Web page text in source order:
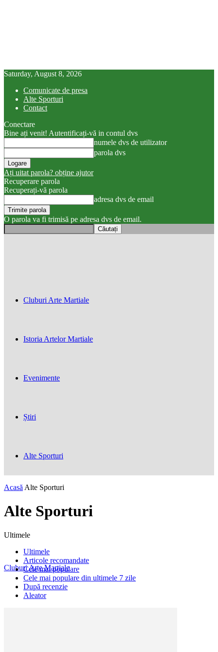
Saturday, August 8, 2026
Comunicate de presa
Alte Sporturi
Contact
Conectare
Bine ați venit! Autentificați-vă in contul dvs
numele dvs de utilizator
parola dvs
Ați uitat parola? obține ajutor
Recuperare parola
Recuperați-vă parola
adresa dvs de email
O parola va fi trimisă pe adresa dvs de email.
Cluburi Arte Marțiale
Cluburi Arte Martiale
Istoria Artelor Martiale
Evenimente
Știri
Alte Sporturi
Acasă Alte Sporturi
Alte Sporturi
Ultimele
Ultimele
Articole recomandate
Cele mai populare
Cele mai populare din ultimele 7 zile
După recenzie
Aleator